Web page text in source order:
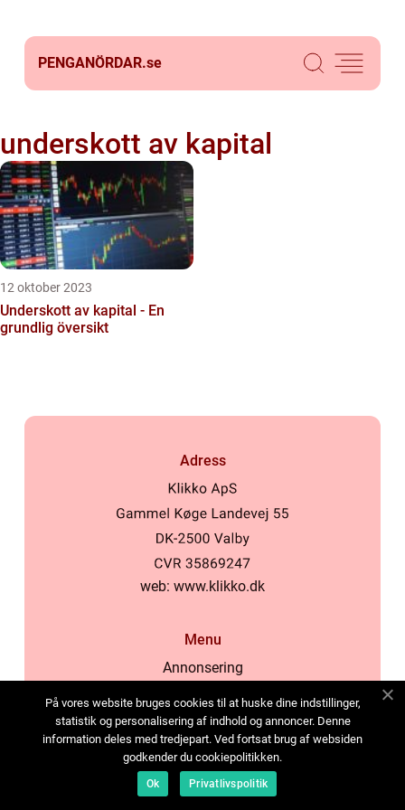
PENGANÖRDAR.se
underskott av kapital
12 oktober 2023
Underskott av kapital - En
grundlig översikt
Adress
web: www.klikko.dk
Menu
Annonsering
Cookies
Kontakta oss
Sitemap
På vores website bruges cookies til at huske dine indstillinger,
statistik og personalisering af indhold og annoncer. Denne
information deles med tredjepart. Ved fortsat brug af websiden
godkender du cookiepolitikken.
Ok Privatlivspolitik